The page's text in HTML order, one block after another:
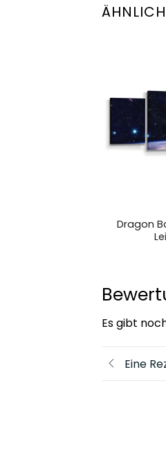
Dragon
Es gibt
Eine